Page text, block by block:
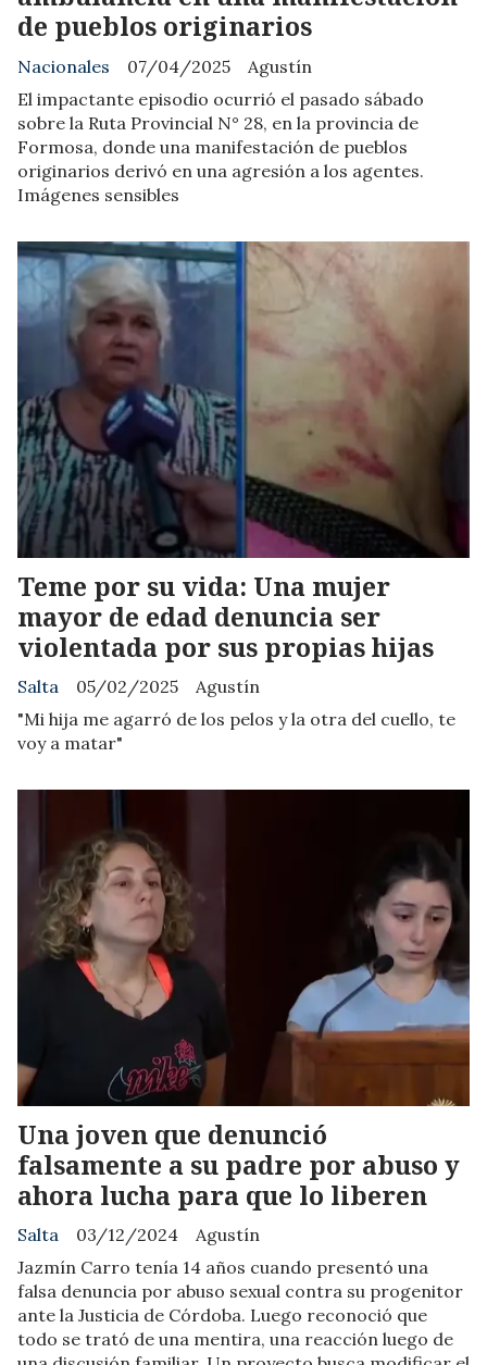
de pueblos originarios
Agustín
Nacionales
07/04/2025
El impactante episodio ocurrió el pasado sábado
sobre la Ruta Provincial N° 28, en la provincia de
Formosa, donde una manifestación de pueblos
originarios derivó en una agresión a los agentes.
Imágenes sensibles
Teme por su vida: Una mujer
mayor de edad denuncia ser
violentada por sus propias hijas
Agustín
Salta
05/02/2025
"Mi hija me agarró de los pelos y la otra del cuello, te
voy a matar"
Una joven que denunció
falsamente a su padre por abuso y
ahora lucha para que lo liberen
Agustín
Salta
03/12/2024
Jazmín Carro tenía 14 años cuando presentó una
falsa denuncia por abuso sexual contra su progenitor
ante la Justicia de Córdoba. Luego reconoció que
todo se trató de una mentira, una reacción luego de